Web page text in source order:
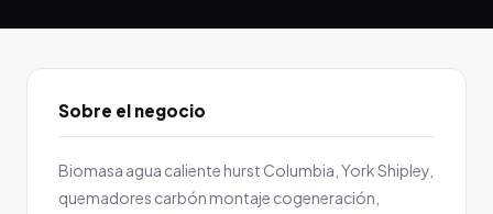
Sobre el negocio
Biomasa agua caliente hurst Columbia, York Shipley,
quemadores carbón montaje cogeneración,